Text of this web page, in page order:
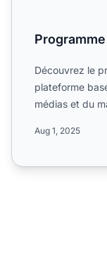
Découvrez le
plateforme
médias et du
Aug 1, 2025